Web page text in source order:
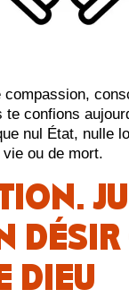
compassion,
confions
nul État, nulle
vie ou de mort.
DÉSIR
DIEU